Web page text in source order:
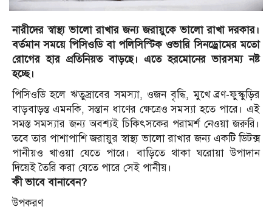
নারীদের স্বাস্থ্য ভালো রাখার জন্য জরায়ুকে ভালো রাখা দরকার।
বর্তমান সময়ে পিসিওডি বা পলিসিস্টিক ওভারি সিনড্রোমের মতো
রোগের হার প্রতিনিয়ত বাড়ছে। এতে হরমোনের ভারসম্য নষ্ট
হচ্ছে।
পিসিওডি হলে ঋতুস্রাবের সমস্যা, ওজন বৃদ্ধি, মুখে ব্রণ-ফুস্কুড়ির
বাড়বাড়ন্ত এমনকি, সন্তান ধাণের ক্ষেত্রেও সমস্যা হতে পারে। এই
সমস্ত সমস্যার জন্য অবশ্যই চিকিৎসকের পরামর্শ নেওয়া জরুরি।
তবে তার পাশাপাশি জরায়ুর স্বাস্থ্য ভালো রাখার জন্য একটি ডিটক্স
পানীয়ও খাওয়া যেতে পারে। বাড়িতে থাকা ঘরোয়া উপাদান
দিয়েই তৈরি করা যেতে পারে সেই পানীয়।
কী ভাবে বানাবেন?
উপকরণ